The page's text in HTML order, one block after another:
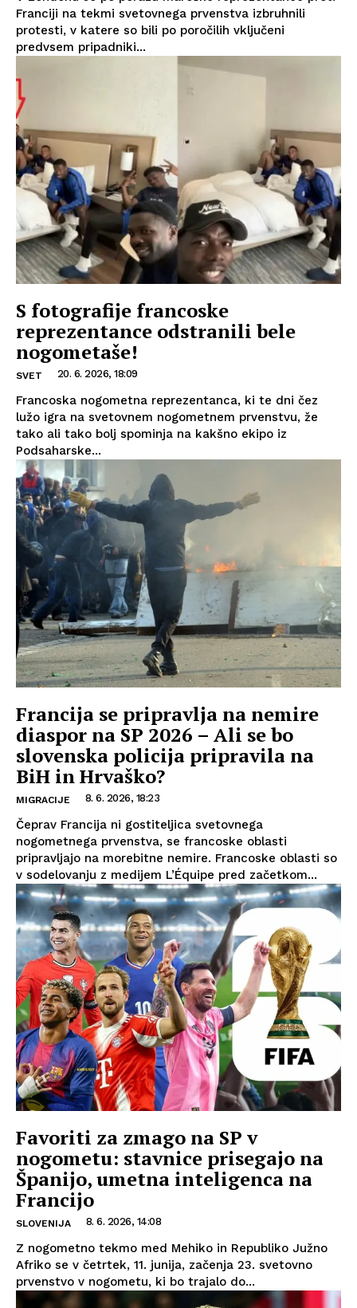
Franciji na tekmi svetovnega prvenstva izbruhnili
protesti, v katere so bili po poročilih vključeni
predvsem pripadniki...
S fotografije francoske
reprezentance odstranili bele
nogometaše!
SVET 20. 6. 2026, 18:09
Francoska nogometna reprezentanca, ki te dni čez
lužo igra na svetovnem nogometnem prvenstvu, že
tako ali tako bolj spominja na kakšno ekipo iz
Podsaharske...
Francija se pripravlja na nemire
diaspor na SP 2026 – Ali se bo
slovenska policija pripravila na
BiH in Hrvaško?
MIGRACIJE 8. 6. 2026, 18:23
Čeprav Francija ni gostiteljica svetovnega
nogometnega prvenstva, se francoske oblasti
pripravljajo na morebitne nemire. Francoske oblasti so
v sodelovanju z medijem L’Équipe pred začetkom...
Favoriti za zmago na SP v
nogometu: stavnice prisegajo na
Španijo, umetna inteligenca na
Francijo
SLOVENIJA 8. 6. 2026, 14:08
Z nogometno tekmo med Mehiko in Republiko Južno
Afriko se v četrtek, 11. junija, začenja 23. svetovno
prvenstvo v nogometu, ki bo trajalo do...